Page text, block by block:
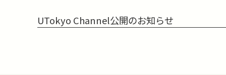
UTokyo Channel公開のお知らせ